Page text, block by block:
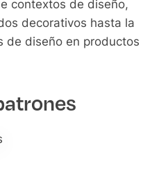
contextos de diseño,
decorativos hasta la
de diseño en productos